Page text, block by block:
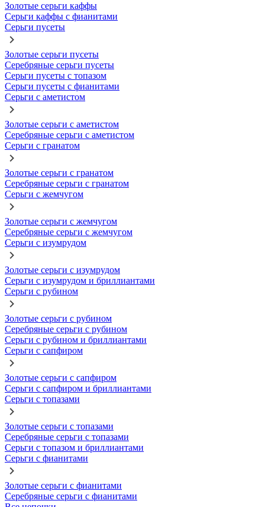
Золотые серьги каффы
Серьги каффы с фианитами
Серьги пусеты
Золотые серьги пусеты
Серебряные серьги пусеты
Серьги пусеты с топазом
Серьги пусеты с фианитами
Серьги с аметистом
Золотые серьги с аметистом
Серебряные серьги с аметистом
Серьги с гранатом
Золотые серьги с гранатом
Серебряные серьги с гранатом
Серьги с жемчугом
Золотые серьги с жемчугом
Серебряные серьги с жемчугом
Серьги с изумрудом
Золотые серьги с изумрудом
Серьги с изумрудом и бриллиантами
Серьги с рубином
Золотые серьги с рубином
Серебряные серьги с рубином
Серьги с рубином и бриллиантами
Серьги с сапфиром
Золотые серьги с сапфиром
Серьги с сапфиром и бриллиантами
Серьги с топазами
Золотые серьги с топазами
Серебряные серьги с топазами
Серьги с топазом и бриллиантами
Серьги с фианитами
Золотые серьги с фианитами
Серебряные серьги с фианитами